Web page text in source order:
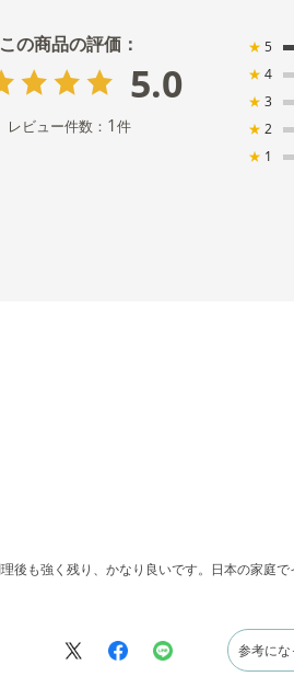
5.0
レビュー件数： 1件
★ 5
★ 4
★ 3
★ 2
★ 1
後も強く残り、かなり良いです。日本の家庭
参考にな